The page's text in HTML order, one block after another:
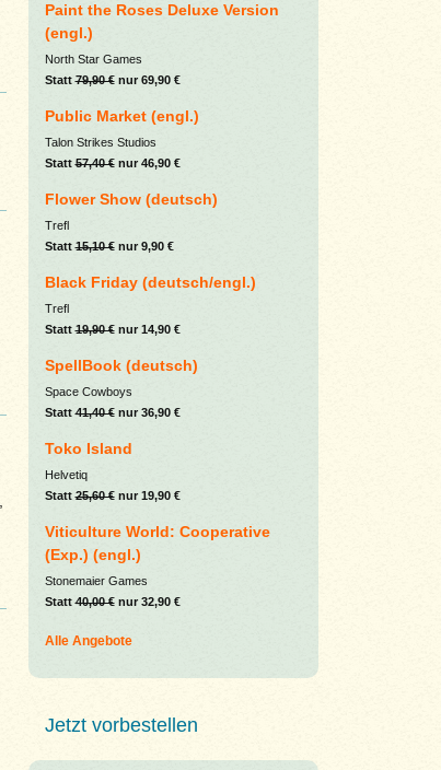
Paint the Roses Deluxe Version
(engl.)
North Star Games
Statt79,90 €nur 69,90 €
Public Market (engl.)
Talon Strikes Studios
Statt57,40 €nur 46,90 €
Flower Show (deutsch)
Trefl
Statt15,10 €nur 9,90 €
Black Friday (deutsch/engl.)
Trefl
Statt19,90 €nur 14,90 €
SpellBook (deutsch)
Space Cowboys
Statt41,40 €nur 36,90 €
Toko Island
Helvetiq
Statt25,60 €nur 19,90 €
Viticulture World: Cooperative
(Exp.) (engl.)
Stonemaier Games
Statt40,00 €nur 32,90 €
Alle Angebote
Jetzt vorbestellen